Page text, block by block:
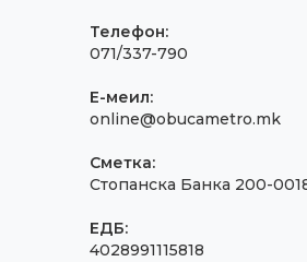
Телефон:
071/337-790
E-меил:
online@obucametro.mk
Сметка:
Стопанска Банка 200-
ЕДБ:
4028991115818